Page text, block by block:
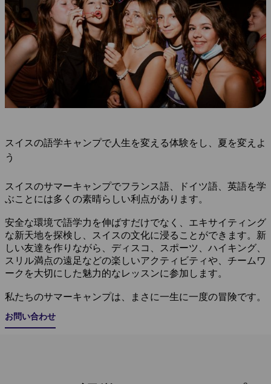
スイスの語学キャンプで人生を変える体験をし、夏を変えよ
う
スイスのサマーキャンプでフランス語、ドイツ語、英語を学
ぶことには多くの素晴らしい利点があります。
安全な環境で語学力を伸ばすだけでなく、エキサイティング
な新天地を探検し、スイスの文化に浸ることができます。新
しい友達を作りながら、ディスコ、スポーツ、ハイキング、
スリル満点の遠足などの楽しいアクティビティや、チームワ
ークを大切にした魅力的なレッスンに参加します。
私たちのサマーキャンプは、まさに一生に一度の冒険です。
お問い合わせ